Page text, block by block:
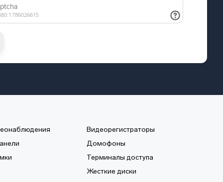
Видеорегистраторы
Домофоны
Терминалы доступа
Жесткие диски